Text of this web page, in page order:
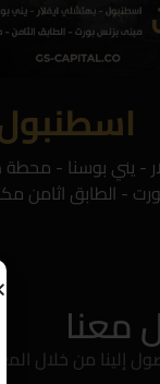
- يني بوسنا -
- الطابق اثامن
معنا
إلينا من خلال